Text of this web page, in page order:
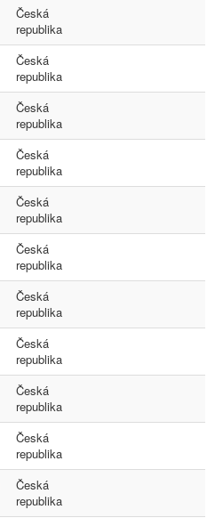
Česká
republika
Česká
republika
Česká
republika
Česká
republika
Česká
republika
Česká
republika
Česká
republika
Česká
republika
Česká
republika
Česká
republika
Česká
republika